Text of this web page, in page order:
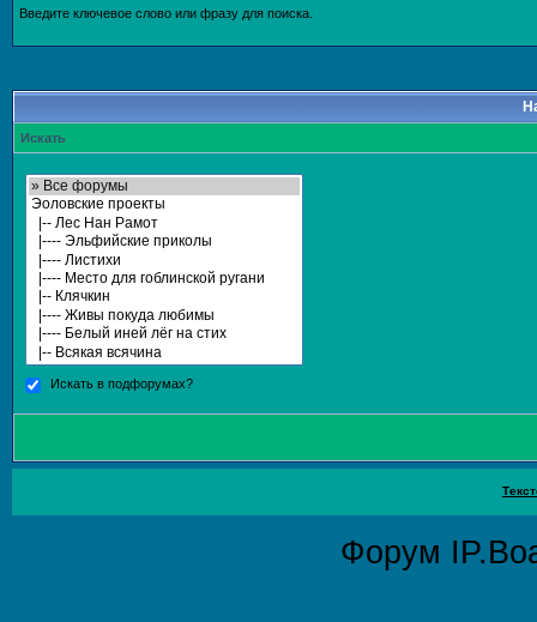
Введите ключевое слово или фразу для поиска.
Искать
Искать в подфорумах?
Форум